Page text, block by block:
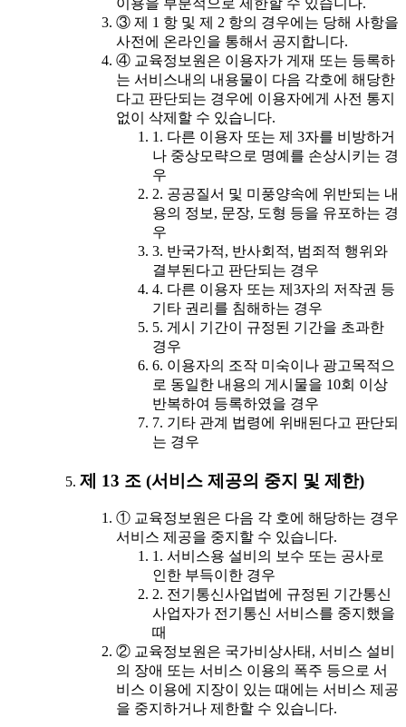
③ 제 1 항 및 제 2 항의 경우에는 당해 사항을
사전에 온라인을 통해서 공지합니다.
④ 교육정보원은 이용자가 게재 또는 등록하
는 서비스내의 내용물이 다음 각호에 해당한
다고 판단되는 경우에 이용자에게 사전 통지
없이 삭제할 수 있습니다.
1. 다른 이용자 또는 제 3자를 비방하거
나 중상모략으로 명예를 손상시키는 경
우
2. 공공질서 및 미풍양속에 위반되는 내
용의 정보, 문장, 도형 등을 유포하는 경
우
3. 반국가적, 반사회적, 범죄적 행위와
결부된다고 판단되는 경우
4. 다른 이용자 또는 제3자의 저작권 등
기타 권리를 침해하는 경우
5. 게시 기간이 규정된 기간을 초과한
경우
6. 이용자의 조작 미숙이나 광고목적으
로 동일한 내용의 게시물을 10회 이상
반복하여 등록하였을 경우
7. 기타 관계 법령에 위배된다고 판단되
는 경우
제 13 조 (서비스 제공의 중지 및 제한)
① 교육정보원은 다음 각 호에 해당하는 경우
서비스 제공을 중지할 수 있습니다.
1. 서비스용 설비의 보수 또는 공사로
인한 부득이한 경우
2. 전기통신사업법에 규정된 기간통신
사업자가 전기통신 서비스를 중지했을
때
② 교육정보원은 국가비상사태, 서비스 설비
의 장애 또는 서비스 이용의 폭주 등으로 서
비스 이용에 지장이 있는 때에는 서비스 제공
을 중지하거나 제한할 수 있습니다.